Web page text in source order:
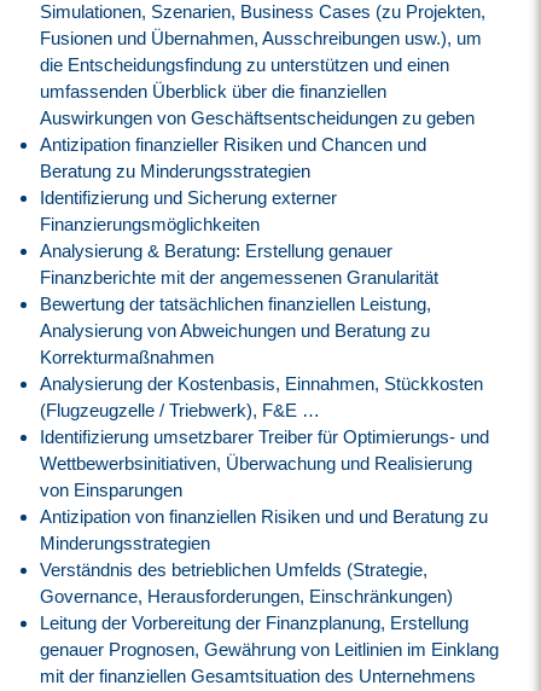
Simulationen, Szenarien, Business Cases (zu Projekten,
Fusionen und Übernahmen, Ausschreibungen usw.), um
die Entscheidungsfindung zu unterstützen und einen
umfassenden Überblick über die finanziellen
Auswirkungen von Geschäftsentscheidungen zu geben
Antizipation finanzieller Risiken und Chancen und
Beratung zu Minderungsstrategien
Identifizierung und Sicherung externer
Finanzierungsmöglichkeiten
Analysierung & Beratung: Erstellung genauer
Finanzberichte mit der angemessenen Granularität
Bewertung der tatsächlichen finanziellen Leistung,
Analysierung von Abweichungen und Beratung zu
Korrekturmaßnahmen
Analysierung der Kostenbasis, Einnahmen, Stückkosten
(Flugzeugzelle / Triebwerk), F&E …
Identifizierung umsetzbarer Treiber für Optimierungs- und
Wettbewerbsinitiativen, Überwachung und Realisierung
von Einsparungen
Antizipation von finanziellen Risiken und und Beratung zu
Minderungsstrategien
Verständnis des betrieblichen Umfelds (Strategie,
Governance, Herausforderungen, Einschränkungen)
Leitung der Vorbereitung der Finanzplanung, Erstellung
genauer Prognosen, Gewährung von Leitlinien im Einklang
mit der finanziellen Gesamtsituation des Unternehmens